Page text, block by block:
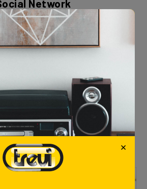
Network
Love0
Correlati ×